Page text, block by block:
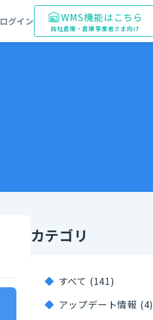
ログイン WMS機能はこちら
自社倉庫・倉庫事業者さま向け
カテゴリ
すべて (141)
アップデート情報 (4)